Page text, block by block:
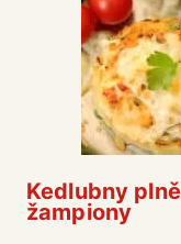
Kedlubny
žampiony